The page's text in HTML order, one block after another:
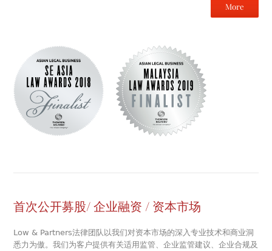
More
首次公开募股/ 企业融资 / 资本市场
Low & Partners法律团队以我们对资本市场的深入专业技术和商业洞
悉力为傲。我们为客户提供有关适用监管、企业监管建议、企业合规及